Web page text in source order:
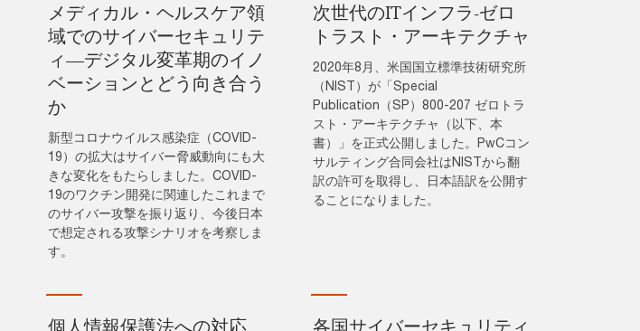
メディカル・ヘルスケア領
域でのサイバーセキュリテ
ィ―デジタル変革期のイノ
ベーションとどう向き合う
か
新型コロナウイルス感染症（COVID-
19）の拡大はサイバー脅威動向にも大
きな変化をもたらしました。COVID-
19のワクチン開発に関連したこれまで
のサイバー攻撃を振り返り、今後日本
で想定される攻撃シナリオを考察しま
す。
次世代のITインフラ‐ゼロ
トラスト・アーキテクチャ
2020年8月、米国国立標準技術研究所
（NIST）が「Special
Publication（SP）800-207 ゼロトラ
スト・アーキテクチャ（以下、本
書）」を正式公開しました。PwCコン
サルティング合同会社はNISTから翻
訳の許可を取得し、日本語訳を公開す
ることになりました。